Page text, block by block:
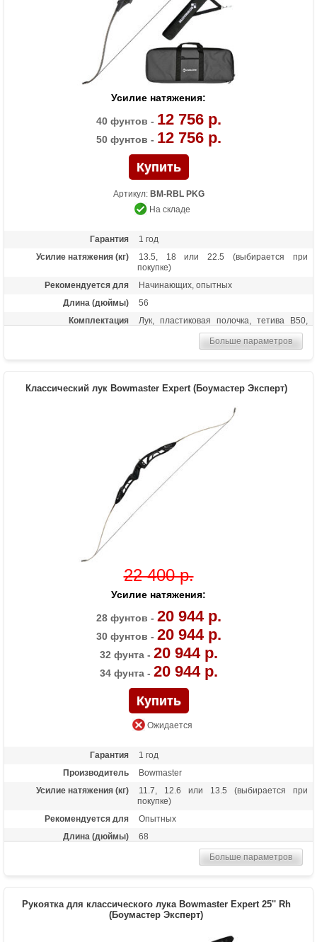
Усилие натяжения:
40 фунтов - 12 756 р.
50 фунтов - 12 756 р.
Артикул: BM-RBL PKG
На складе
Гарантия
1 год
Усилие натяжения (кг)
13.5, 18 или 22.5 (выбирается при
покупке)
Рекомендуется для
Начинающих, опытных
Длина (дюймы)
56
Комплектация
Лук, пластиковая полочка, тетива В50,
шестигранники, чехол для лука, перчатка,
колчан для стрел, 6 фибергласовых
Масса (кг)
1,05
Материалы изделия
Рукоятка - алюминий, плечи - дерево с
Больше параметров
Классический лук Bowmaster Expert (Боумастер Эксперт)
22 400 р.
Усилие натяжения:
28 фунтов - 20 944 р.
30 фунтов - 20 944 р.
32 фунта - 20 944 р.
34 фунта - 20 944 р.
Ожидается
Гарантия
1 год
Производитель
Bowmaster
Усилие натяжения (кг)
11.7, 12.6 или 13.5 (выбирается при
покупке)
Рекомендуется для
Опытных
Длина (дюймы)
68
Рукоять, плечи, тетива
Материалы изделия
Рукоятка - алюминий, плечи - foam пена с
ламинатом
Назначение
Профессиональный спорт
Замки плечей - спортивный стандарт ILF
Больше параметров
Рукоятка для классического лука Bowmaster Expert 25'' Rh
(Боумастер Эксперт)